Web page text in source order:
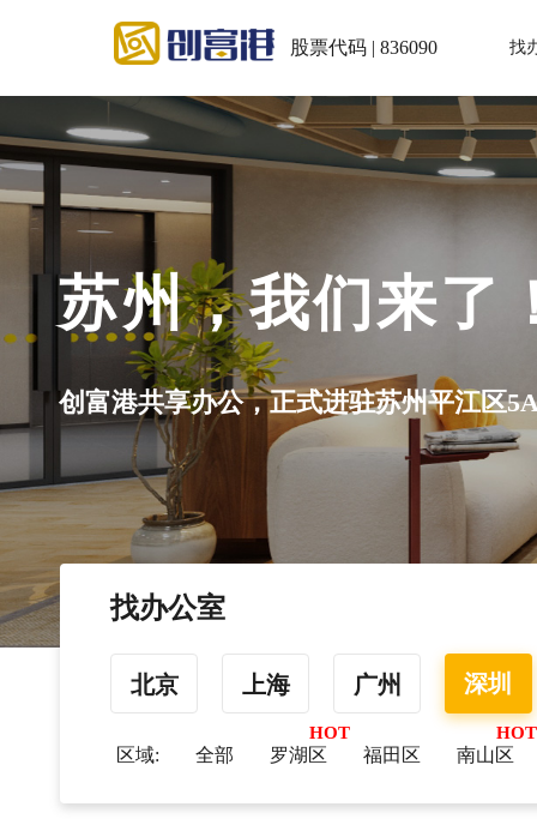
股票代码 | 836090 找
苏州，我们来了
创富港共享办公，正式进驻苏州平江区
找办公室
北京 上海 广州 深圳
区域: 全部 罗湖区 福田区 南山区